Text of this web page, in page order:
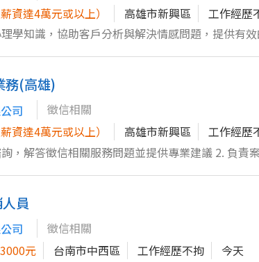
機密性要求。 ⚡ 愛用腦力，面對挑戰卻從不退縮？加入我們，一起為客戶解開感情謎
業及能力發揮到淋漓盡致，我們期待和你碰撞出
資達4萬元或以上）
高雄市新興區 工作經歷
，協助客戶分析與解決情感問題，提供有效的建議與指導。 2. 熟悉多元教
課程的實施效果並進行優化。 6. 熟悉徵信行業基本背景及相關法律知識，確保專業高效地提
我們的團隊，共同提升情感教育服務品質，期待您
務(高雄)
司
徵信相關
資達4萬元或以上）
高雄市新興區 工作經歷
服務問題並提供專業建議 2. 負責案件初步資料整理與追蹤，確保案件進度順利推展 3. 熟
員
司
徵信相關
元
台南市中西區 工作經歷不拘
今天